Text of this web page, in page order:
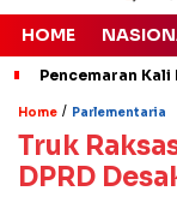
HOME
Pencemaran Kali
Home / Parlementaria
Truk
DPRD